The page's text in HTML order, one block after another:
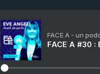
FACE A - un
FACE A #30